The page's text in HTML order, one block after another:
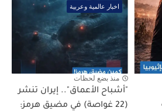
اخبار عالمية وعربية
منذ بضع لحظات
"أشباح الأعماق".. إيران تنشر
(22 غواصة) في مضيق هرمز: